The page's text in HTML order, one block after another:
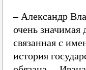
– Александр
очень значимая
связанная с
история